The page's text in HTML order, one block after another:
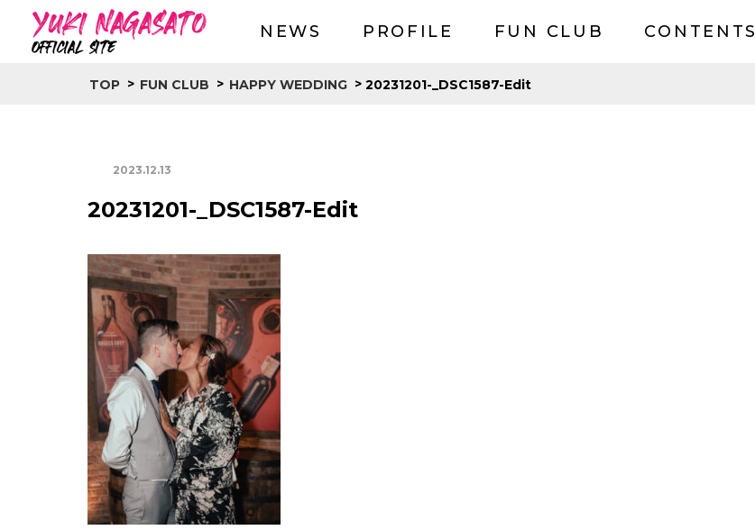
NEWS PROFILE FUN CLUB CONTENTS
TOP > FUN CLUB > HAPPY WEDDING > 20231201-_DSC1587-Edit
2023.12.13
20231201-_DSC1587-Edit